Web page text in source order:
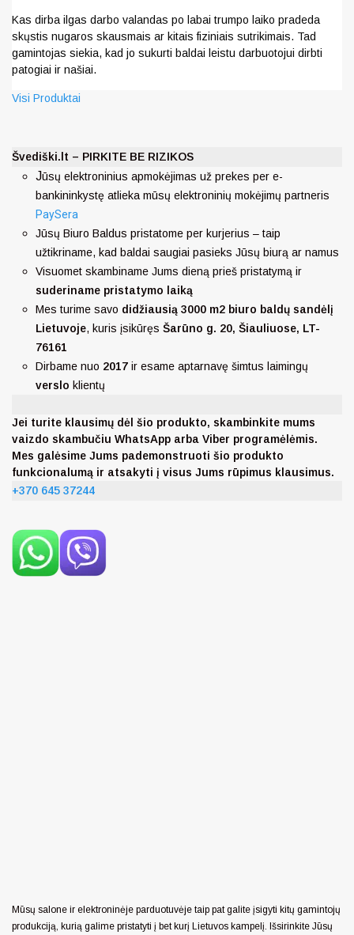
Kas dirba ilgas darbo valandas po labai trumpo laiko pradeda
skųstis nugaros skausmais ar kitais fiziniais sutrikimais. Tad
gamintojas siekia, kad jo sukurti baldai leistu darbuotojui dirbti
patogiai ir našiai.
Visi Produktai
Švediški.lt – PIRKITE BE RIZIKOS
Jūsų elektroninius apmokėjimas už prekes per e-
bankininkystę atlieka mūsų elektroninių mokėjimų partneris
PaySera
Jūsų Biuro Baldus pristatome per kurjerius – taip
užtikriname, kad baldai saugiai pasieks Jūsų biurą ar namus
Visuomet skambiname Jums dieną prieš pristatymą ir
suderiname pristatymo laiką
Mes turime savo didžiausią 3000 m2 biuro baldų sandėlį
Lietuvoje, kuris įsikūręs Šarūno g. 20, Šiauliuose, LT-
76161
Dirbame nuo 2017 ir esame aptarnavę šimtus laimingų
verslo klientų
Jei turite klausimų dėl šio produkto, skambinkite mums
vaizdo skambučiu WhatsApp arba Viber programėlėmis.
Mes galėsime Jums pademonstruoti šio produkto
funkcionalumą ir atsakyti į visus Jums rūpimus klausimus.
+370 645 37244
Mūsų salone ir elektroninėje parduotuvėje taip pat galite įsigyti kitų gamintojų
produkciją, kurią galime pristatyti į bet kurį Lietuvos kampelį. Išsirinkite Jūsų